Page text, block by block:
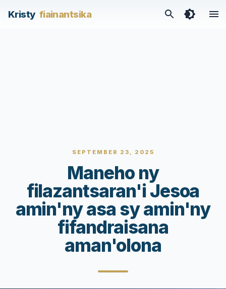
Kristy fiainantsika
SEPTEMBER 23, 2025
Maneho ny
filazantsaran'i Jesoa
amin'ny asa sy amin'ny
fifandraisana
aman'olona